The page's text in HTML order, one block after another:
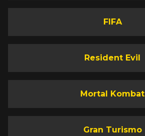
FIFA
Resident Evil
Mortal Kombat
Gran Turismo